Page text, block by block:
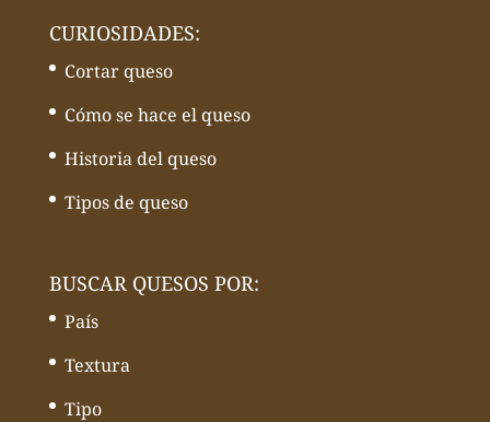
CURIOSIDADES:
Cortar queso
Cómo se hace el queso
Historia del queso
Tipos de queso
BUSCAR QUESOS POR:
País
Textura
Tipo